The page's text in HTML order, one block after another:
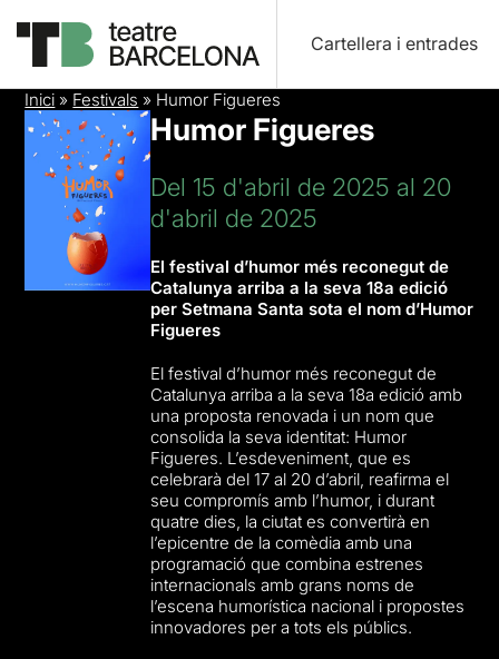
Cartellera i entrades
Inici » Festivals » Humor Figueres
Humor Figueres
Del 15 d'abril de 2025 al 20
d'abril de 2025
El festival d’humor més reconegut de
Catalunya arriba a la seva 18a edició
per Setmana Santa sota el nom d’Humor
Figueres
El festival d’humor més reconegut de
Catalunya arriba a la seva 18a edició amb
una proposta renovada i un nom que
consolida la seva identitat: Humor
Figueres. L’esdeveniment, que es
celebrarà del 17 al 20 d’abril, reafirma el
seu compromís amb l’humor, i durant
quatre dies, la ciutat es convertirà en
l’epicentre de la comèdia amb una
programació que combina estrenes
internacionals amb grans noms de
l’escena humorí­stica nacional i propostes
innovadores per a tots els públics.